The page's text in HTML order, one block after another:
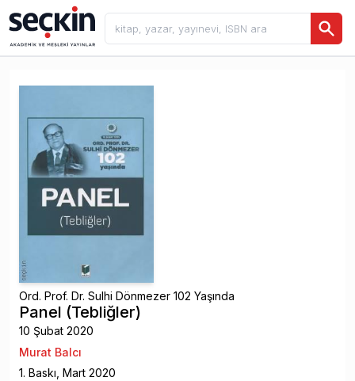
Ord. Prof. Dr. Sulhi Dönmezer 102 Yaşında
Panel (Tebliğler)
10 Şubat 2020
Murat Balcı
1. Baskı, Mart 2020